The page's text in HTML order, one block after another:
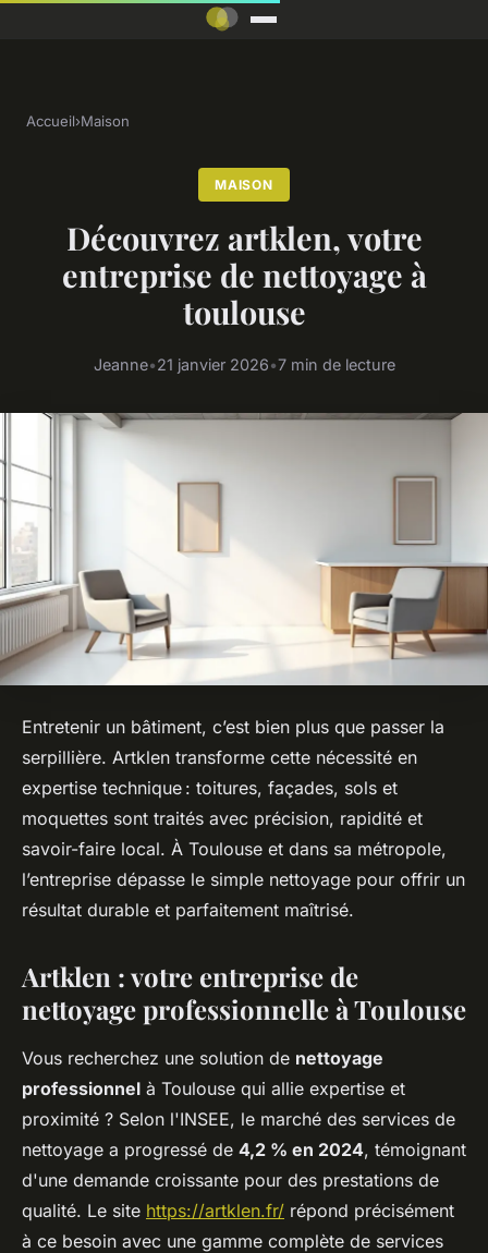
Accueil›Maison
MAISON
Découvrez artklen, votre
entreprise de nettoyage à
toulouse
Jeanne•21 janvier 2026•7 min de lecture
Entretenir un bâtiment, c’est bien plus que passer la
serpillière. Artklen transforme cette nécessité en
expertise technique : toitures, façades, sols et
moquettes sont traités avec précision, rapidité et
savoir-faire local. À Toulouse et dans sa métropole,
l’entreprise dépasse le simple nettoyage pour offrir un
résultat durable et parfaitement maîtrisé.
Artklen : votre entreprise de
nettoyage professionnelle à Toulouse
Vous recherchez une solution de nettoyage
professionnel à Toulouse qui allie expertise et
proximité ? Selon l'INSEE, le marché des services de
nettoyage a progressé de 4,2 % en 2024, témoignant
d'une demande croissante pour des prestations de
qualité. Le site https://artklen.fr/ répond précisément
à ce besoin avec une gamme complète de services